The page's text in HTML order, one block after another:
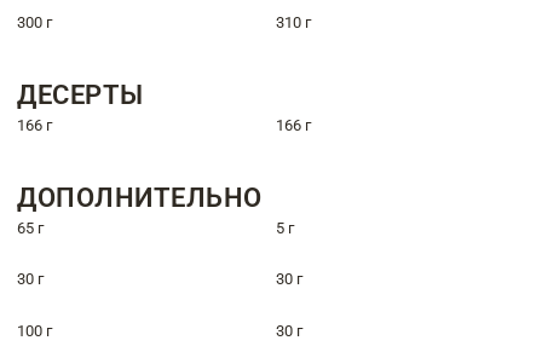
300 г 310 г
ДЕСЕРТЫ
166 г 166 г
ДОПОЛНИТЕЛЬНО
65 г 5 г
30 г 30 г
100 г 30 г